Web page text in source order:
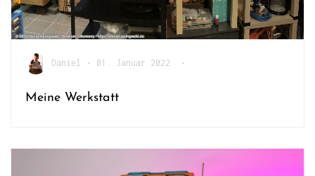
Daniel • 01. Januar 2022 •
Meine Werkstatt